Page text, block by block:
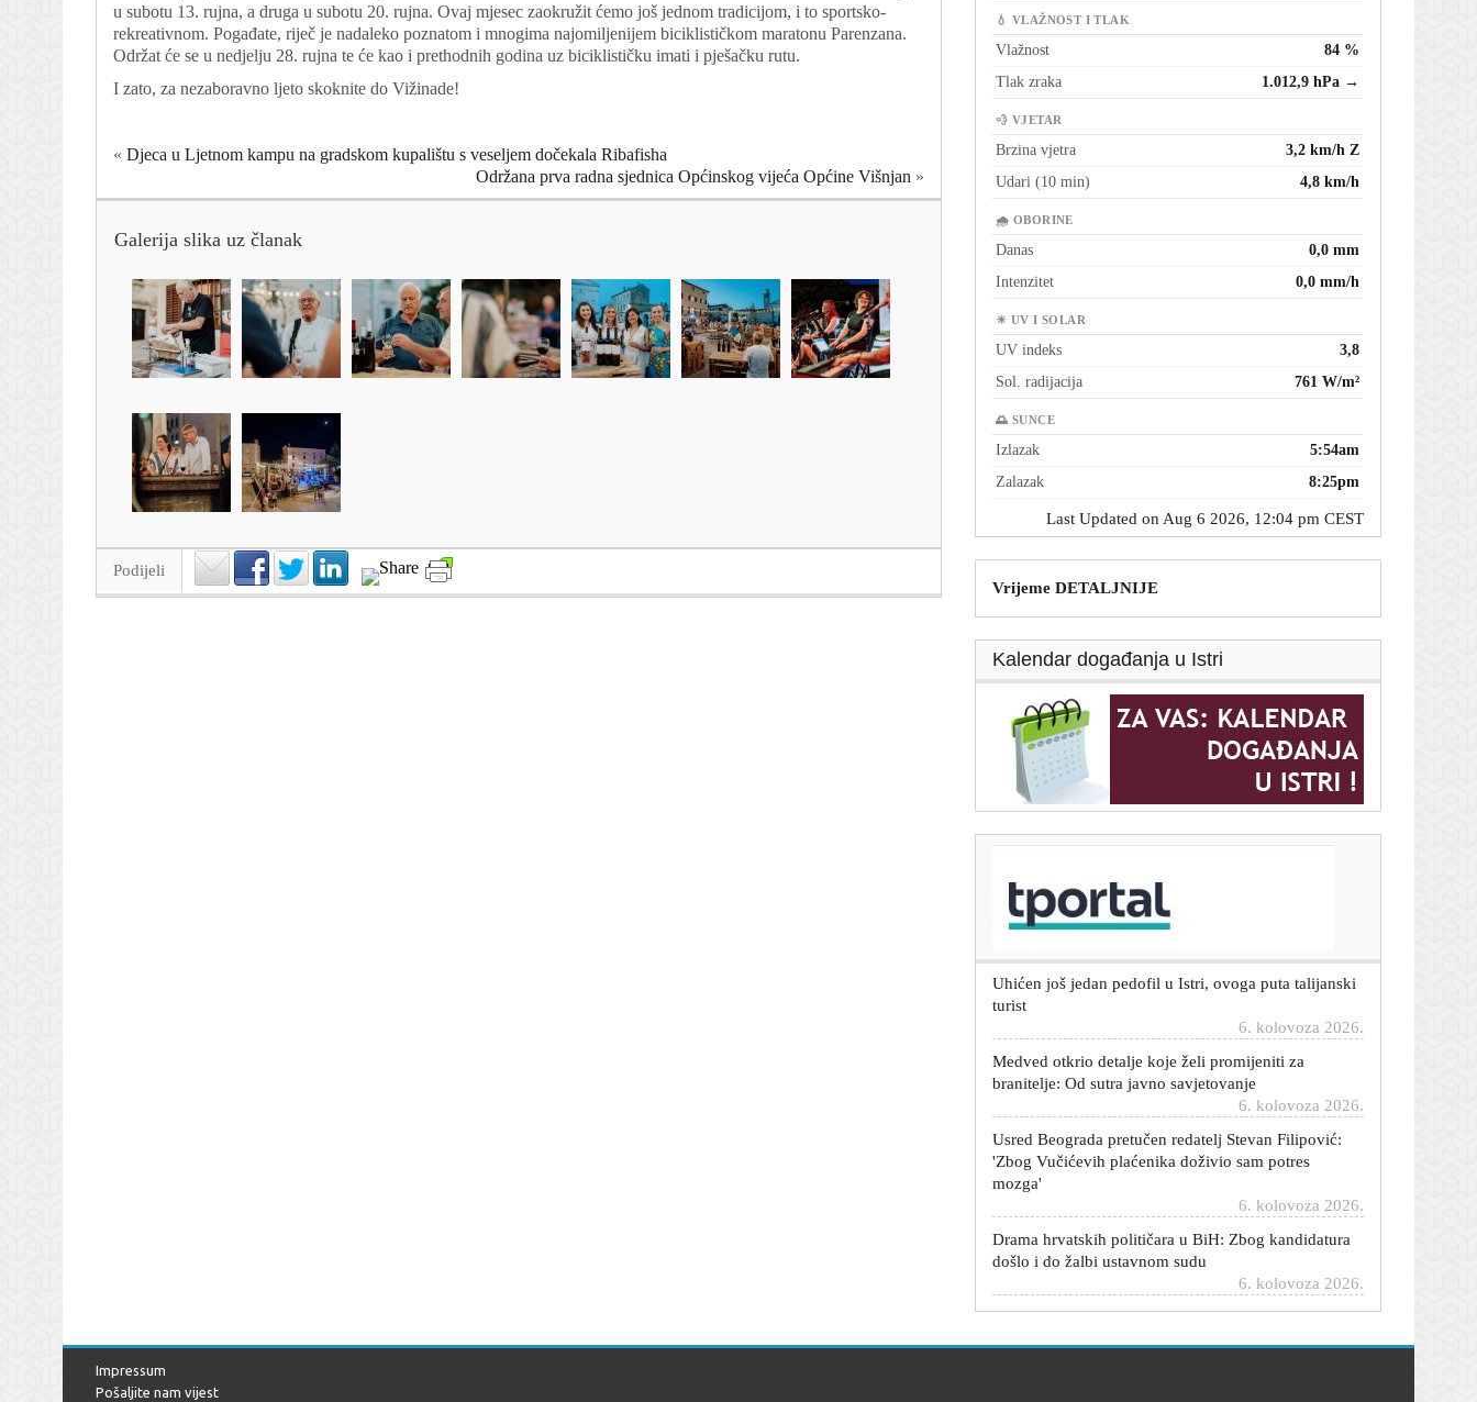
u subotu 13. rujna, a druga u subotu 20. rujna. Ovaj mjesec zaokružit ćemo još jednom tradicijom, i to sportsko-
rekreativnom. Pogađate, riječ je nadaleko poznatom i mnogima najomiljenijem biciklističkom maratonu Parenzana.
Održat će se u nedjelju 28. rujna te će kao i prethodnih godina uz biciklističku imati i pješačku rutu.
I zato, za nezaboravno ljeto skoknite do Vižinade!
« Djeca u Ljetnom kampu na gradskom kupalištu s veseljem dočekala Ribafisha
Održana prva radna sjednica Općinskog vijeća Općine Višnjan »
Galerija slika uz članak
Podijeli
💧 VLAŽNOST I TLAK
Vlažnost
84 %
Tlak zraka
1.012,9 hPa →
💨 VJETAR
Brzina vjetra
3,2 km/h Z
Udari (10 min)
4,8 km/h
🌧 OBORINE
Danas
0,0 mm
Intenzitet
0,0 mm/h
☀ UV I SOLAR
UV indeks
3,8
Sol. radijacija
761 W/m²
🌅 SUNCE
Izlazak
5:54am
Zalazak
8:25pm
Last Updated on Aug 6 2026, 12:04 pm CEST
Vrijeme DETALJNIJE
Kalendar događanja u Istri
T-portal.hr
Evo koliko će Dalić zarađivati na novom poslu
turist
6. kolovoza 2026.
branitelje: Od sutra javno savjetovanje
6. kolovoza 2026.
Usred Beograda pretučen redatelj Stevan Filipović:
'Zbog Vučićevih plaćenika doživio sam potres
mozga'
6. kolovoza 2026.
Drama hrvatskih političara u BiH: Zbog kandidatura
došlo i do žalbi ustavnom sudu
6. kolovoza 2026.
zastave preplavile križanje, pljušte komentari
6. kolovoza 2026.
Nick Cave nakon spektakla u Areni uživa u Puli: S
Impressum
Pošaljite nam vijest